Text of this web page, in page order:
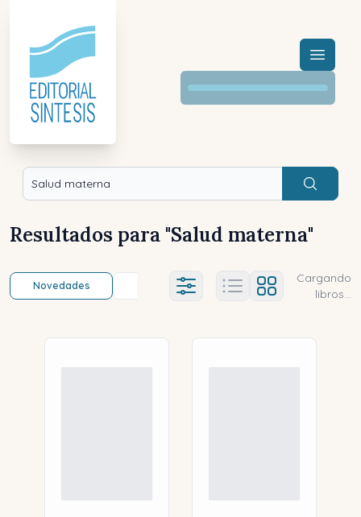
Menú
Buscar
Resultados para "Salud materna"
Novedades Título (a-z) Título (z-a)
Ajustes abierto
Cargando
libros...